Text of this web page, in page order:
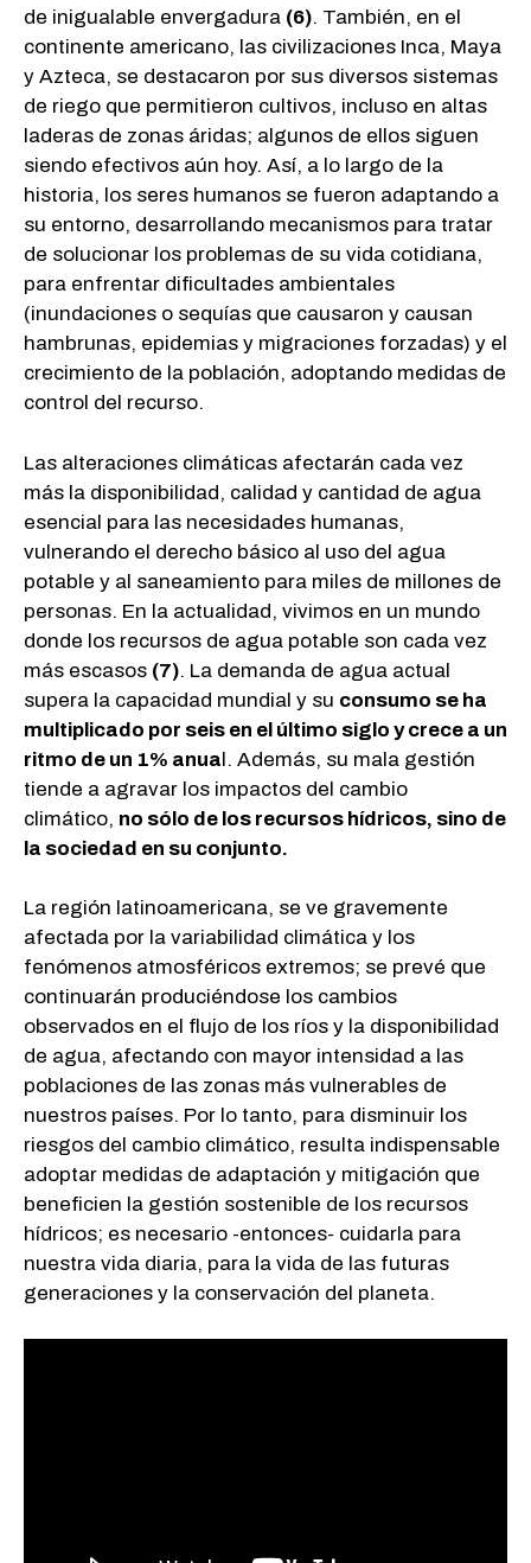
de inigualable envergadura (6). También, en el
continente americano, las civilizaciones Inca, Maya
y Azteca, se destacaron por sus diversos sistemas
de riego que permitieron cultivos, incluso en altas
laderas de zonas áridas; algunos de ellos siguen
siendo efectivos aún hoy. Así, a lo largo de la
historia, los seres humanos se fueron adaptando a
su entorno, desarrollando mecanismos para tratar
de solucionar los problemas de su vida cotidiana,
para enfrentar dificultades ambientales
(inundaciones o sequías que causaron y causan
hambrunas, epidemias y migraciones forzadas) y el
crecimiento de la población, adoptando medidas de
control del recurso.
Las alteraciones climáticas afectarán cada vez
más la disponibilidad, calidad y cantidad de agua
esencial para las necesidades humanas,
vulnerando el derecho básico al uso del agua
potable y al saneamiento para miles de millones de
personas. En la actualidad, vivimos en un mundo
donde los recursos de agua potable son cada vez
más escasos (7). La demanda de agua actual
supera la capacidad mundial y su consumo se ha
multiplicado por seis en el último siglo y crece a un
ritmo de un 1% anual. Además, su mala gestión
tiende a agravar los impactos del cambio
climático, no sólo de los recursos hídricos, sino de
la sociedad en su conjunto.
La región latinoamericana, se ve gravemente
afectada por la variabilidad climática y los
fenómenos atmosféricos extremos; se prevé que
continuarán produciéndose los cambios
observados en el flujo de los ríos y la disponibilidad
de agua, afectando con mayor intensidad a las
poblaciones de las zonas más vulnerables de
nuestros países. Por lo tanto, para disminuir los
riesgos del cambio climático, resulta indispensable
adoptar medidas de adaptación y mitigación que
beneficien la gestión sostenible de los recursos
hídricos; es necesario -entonces- cuidarla para
nuestra vida diaria, para la vida de las futuras
generaciones y la conservación del planeta.